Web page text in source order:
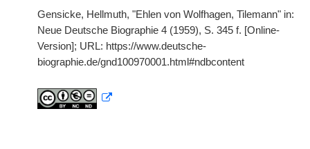
Gensicke, Hellmuth, "Ehlen von Wolfhagen, Tilemann" in:
Neue Deutsche Biographie 4 (1959), S. 345 f. [Online-
Version]; URL: https://www.deutsche-
biographie.de/gnd100970001.html#ndbcontent